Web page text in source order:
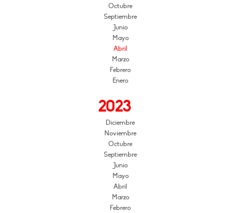
Octubre
Septiembre
Junio
Mayo
Abril
Marzo
Febrero
Enero
2023
Diciembre
Noviembre
Octubre
Septiembre
Junio
Mayo
Abril
Marzo
Febrero